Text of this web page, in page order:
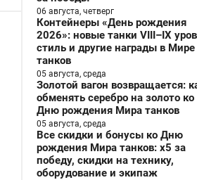
06 августа, четверг
Контейнеры «День рождения
2026»: новые танки VIII–IX
стиль и другие награды в Мире
танков
05 августа, среда
Золотой вагон возвращается:
обменять серебро на золото ко
Дню рождения Мира танков
05 августа, среда
Все скидки и бонусы ко Дню
рождения Мира танков: x5 за
победу, скидки на технику,
оборудование и экипаж